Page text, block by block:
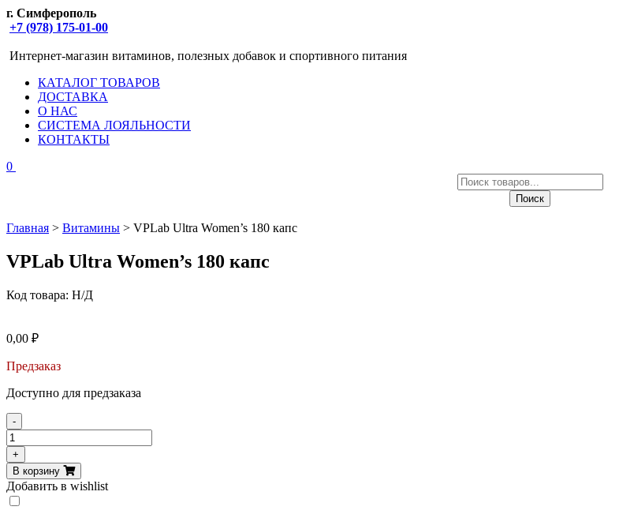
г. Симферополь
+7 (978) 175-01-00
Интернет-магазин витаминов, полезных добавок и спортивного питания
КАТАЛОГ ТОВАРОВ
ДОСТАВКА
О НАС
СИСТЕМА ЛОЯЛЬНОСТИ
КОНТАКТЫ
0
Поиск
товаров
Поиск
Главная > Витамины > VPLab Ultra Women’s 180 капс
VPLab Ultra Women’s 180 капс
Код товара: Н/Д
0,00 ₽
Предзаказ
Доступно для предзаказа
-
Количество
товара
VPLab
Ultra
Women's
180
+
В корзину
Добавить в wishlist